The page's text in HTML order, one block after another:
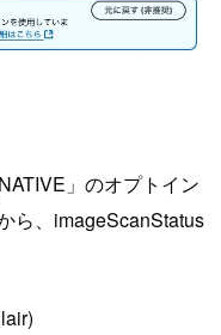
」のオプトイン
ら、imageScanStatus